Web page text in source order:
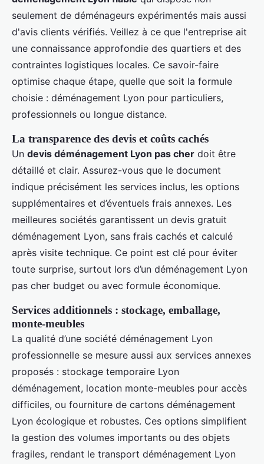
seulement de déménageurs expérimentés mais aussi
d'avis clients vérifiés. Veillez à ce que l'entreprise ait
une connaissance approfondie des quartiers et des
contraintes logistiques locales. Ce savoir-faire
optimise chaque étape, quelle que soit la formule
choisie : déménagement Lyon pour particuliers,
professionnels ou longue distance.
La transparence des devis et coûts cachés
Un devis déménagement Lyon pas cher doit être
détaillé et clair. Assurez-vous que le document
indique précisément les services inclus, les options
supplémentaires et d’éventuels frais annexes. Les
meilleures sociétés garantissent un devis gratuit
déménagement Lyon, sans frais cachés et calculé
après visite technique. Ce point est clé pour éviter
toute surprise, surtout lors d’un déménagement Lyon
pas cher budget ou avec formule économique.
Services additionnels : stockage, emballage,
monte-meubles
La qualité d’une société déménagement Lyon
professionnelle se mesure aussi aux services annexes
proposés : stockage temporaire Lyon
déménagement, location monte-meubles pour accès
difficiles, ou fourniture de cartons déménagement
Lyon écologique et robustes. Ces options simplifient
la gestion des volumes importants ou des objets
fragiles, rendant le transport déménagement Lyon